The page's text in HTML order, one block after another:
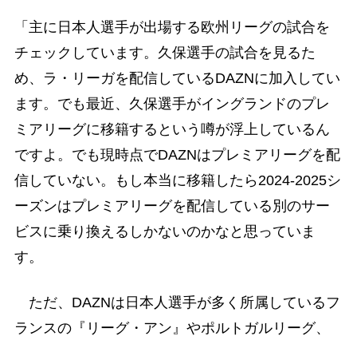
「主に日本人選手が出場する欧州リーグの試合を
チェックしています。久保選手の試合を見るた
め、ラ・リーガを配信しているDAZNに加入してい
ます。でも最近、久保選手がイングランドのプレ
ミアリーグに移籍するという噂が浮上しているん
ですよ。でも現時点でDAZNはプレミアリーグを配
信していない。もし本当に移籍したら2024-2025シ
ーズンはプレミアリーグを配信している別のサー
ビスに乗り換えるしかないのかなと思っていま
す。
ただ、DAZNは日本人選手が多く所属しているフ
ランスの『リーグ・アン』やポルトガルリーグ、